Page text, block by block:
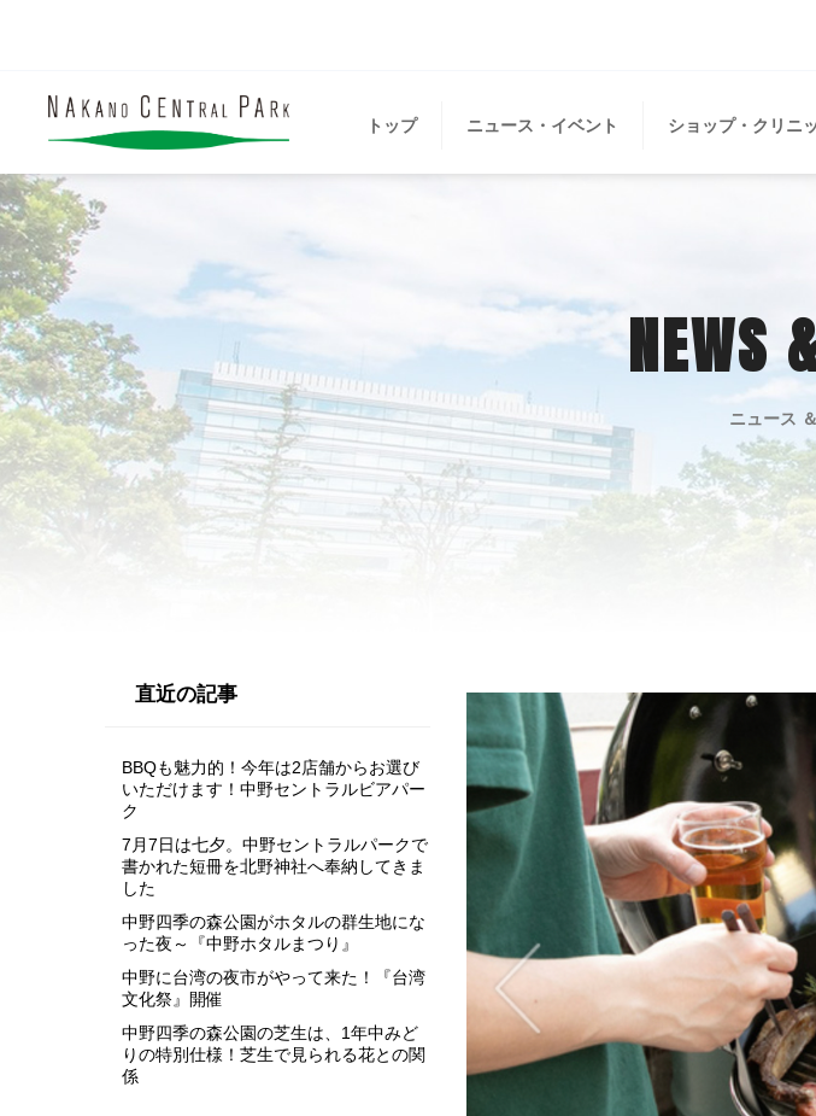
トップ ニュース・イベント ショップ・クリニ
NEWS
ニュース
直近の記事
BBQも魅力的！今年は2店舗からお選び
いただけます！中野セントラルビアパー
ク
7月7日は七夕。中野セントラルパークで
書かれた短冊を北野神社へ奉納してきま
した
中野四季の森公園がホタルの群生地にな
った夜～『中野ホタルまつり』
中野に台湾の夜市がやって来た！『台湾
文化祭』開催
中野四季の森公園の芝生は、1年中みど
りの特別仕様！芝生で見られる花との関
係